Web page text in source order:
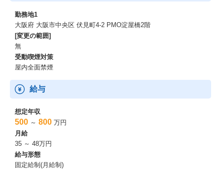
勤務地1
大阪府 大阪市中央区 伏見町4-2 PMO淀屋橋2階
[変更の範囲]
無
受動喫煙対策
屋内全面禁煙
給与
想定年収
500 ～ 800 万円
月給
35 ～ 48万円
給与形態
固定給制(月給制)